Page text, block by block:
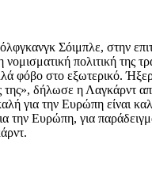
Σόιμπλε, στην
πολιτική της
στο εξωτερικό.
της», δήλωσε η
για την Ευρώπη είναι
την Ευρώπη, για